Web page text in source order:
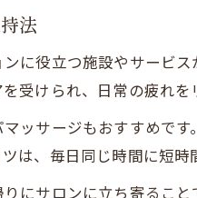
快適な移動を叶
リンパマッサー
日常のストレス
体調改善に必須の東
リンパマッサー
法
に役立つ施設やサービ
受けられ、日常の疲れを
ッサージもおすすめで
は、毎日同じ時間に短時
にサロンに立ち寄るこ